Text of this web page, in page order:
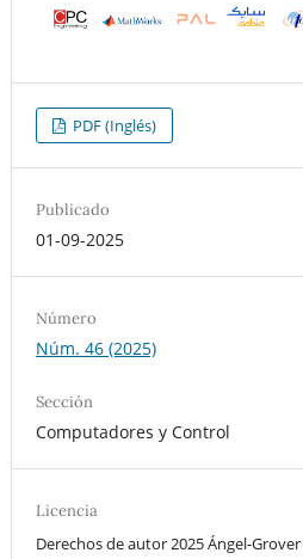
PDF (Inglés)
Publicado
01-09-2025
Número
Núm. 46 (2025)
Sección
Computadores y Control
Licencia
Derechos de autor 2025 Ángel-Grover